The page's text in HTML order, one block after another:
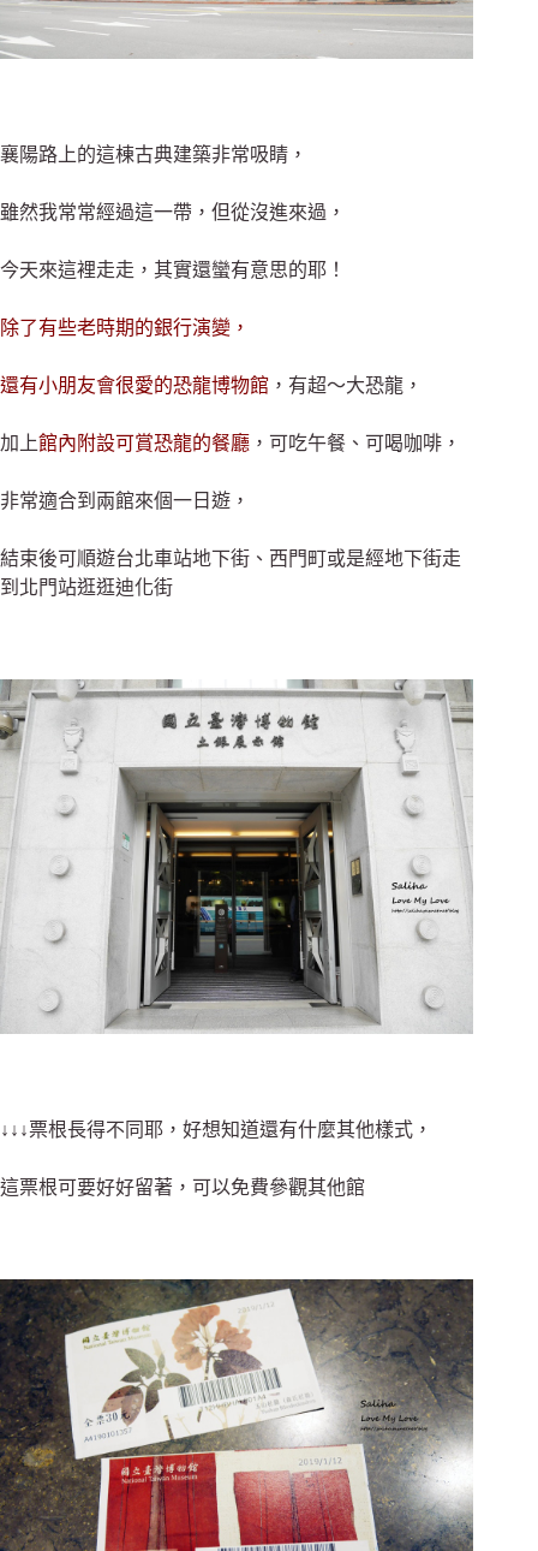
襄陽路上的這棟古典建築非常吸睛，
雖然我常常經過這一帶，但從沒進來過，
今天來這裡走走，其實還蠻有意思的耶！
除了有些老時期的銀行演變，
還有小朋友會很愛的恐龍博物館 ，有超～大恐龍，
加上館內附設可賞恐龍的餐廳 ，可吃午餐、可喝咖啡，
非常適合到兩館來個一日遊，
結束後可順遊台北車站地下街、西門町或是經地下街走
到北門站逛逛迪化街
↓↓↓票根長得不同耶，好想知道還有什麼其他樣式，
這票根可要好好留著，可以免費參觀其他館